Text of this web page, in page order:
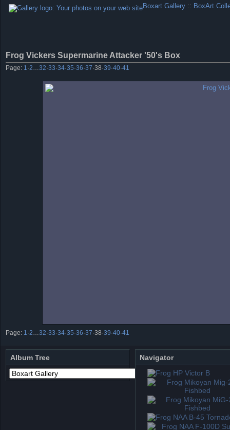
Boxart Gallery :: BoxArt
Frog Vickers Supermarine Attacker '50's Box
Page: 1 ·2 32·33·34·35·36·37·38·39·40·41
Page: 1 ·2 32·33·34·35·36·37·38·39·40·41
Album Tree Navigator